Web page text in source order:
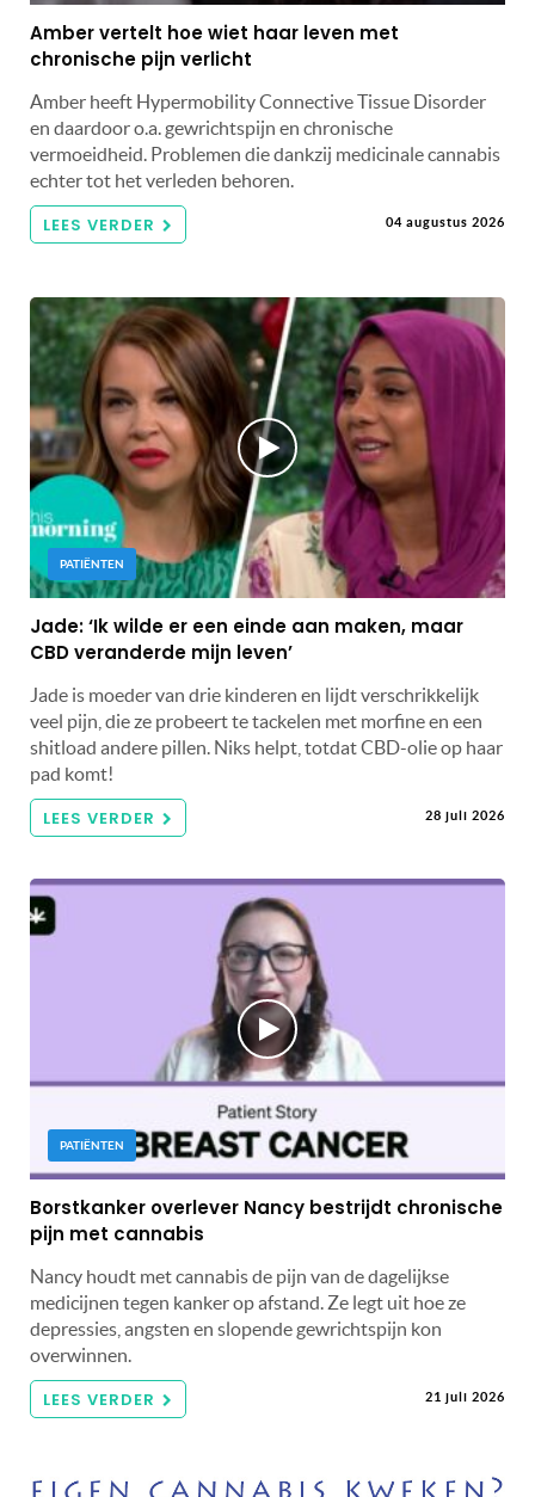
Amber vertelt hoe wiet haar leven met
chronische pijn verlicht
Amber heeft Hypermobility Connective Tissue Disorder
en daardoor o.a. gewrichtspijn en chronische
vermoeidheid. Problemen die dankzij medicinale cannabis
echter tot het verleden behoren.
LEES VERDER 04 augustus 2026
PATIËNTEN
Jade: ‘Ik wilde er een einde aan maken, maar
CBD veranderde mijn leven’
Jade is moeder van drie kinderen en lijdt verschrikkelijk
veel pijn, die ze probeert te tackelen met morfine en een
shitload andere pillen. Niks helpt, totdat CBD-olie op haar
pad komt!
LEES VERDER 28 juli 2026
PATIËNTEN
Borstkanker overlever Nancy bestrijdt chronische
pijn met cannabis
Nancy houdt met cannabis de pijn van de dagelijkse
medicijnen tegen kanker op afstand. Ze legt uit hoe ze
depressies, angsten en slopende gewrichtspijn kon
overwinnen.
LEES VERDER 21 juli 2026